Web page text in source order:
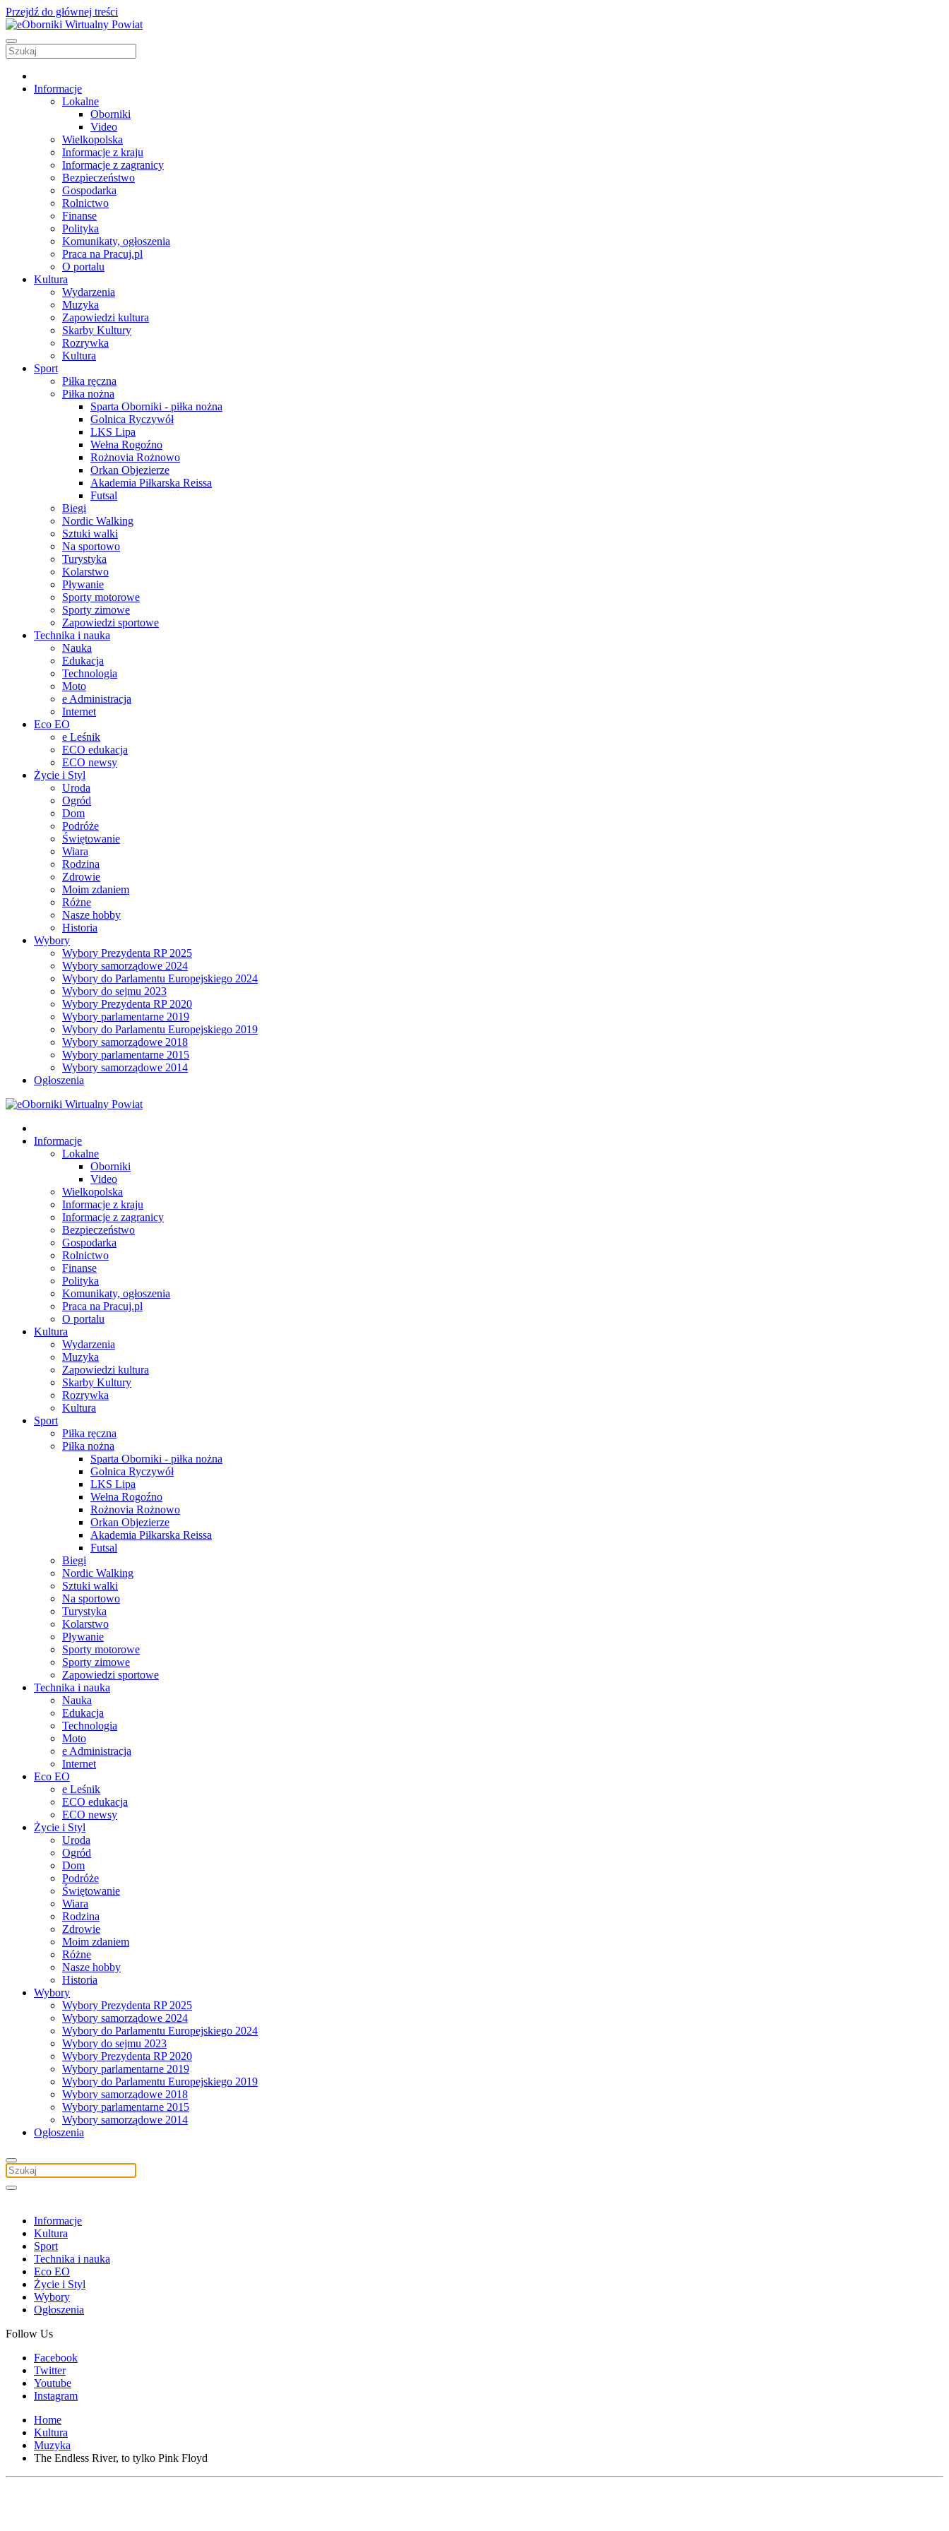
Przejdź do głównej treści
Informacje
Lokalne
Oborniki
Video
Wielkopolska
Informacje z kraju
Informacje z zagranicy
Bezpieczeństwo
Gospodarka
Rolnictwo
Finanse
Polityka
Komunikaty, ogłoszenia
Praca na Pracuj.pl
O portalu
Kultura
Wydarzenia
Muzyka
Zapowiedzi kultura
Skarby Kultury
Rozrywka
Kultura
Sport
Piłka ręczna
Piłka nożna
Sparta Oborniki - piłka nożna
Golnica Ryczywół
LKS Lipa
Wełna Rogoźno
Rożnovia Rożnowo
Orkan Objezierze
Akademia Piłkarska Reissa
Futsal
Biegi
Nordic Walking
Sztuki walki
Na sportowo
Turystyka
Kolarstwo
Pływanie
Sporty motorowe
Sporty zimowe
Zapowiedzi sportowe
Technika i nauka
Nauka
Edukacja
Technologia
Moto
e Administracja
Internet
Eco EO
e Leśnik
ECO edukacja
ECO newsy
Życie i Styl
Uroda
Ogród
Dom
Podróże
Świętowanie
Wiara
Rodzina
Zdrowie
Moim zdaniem
Różne
Nasze hobby
Historia
Wybory
Wybory Prezydenta RP 2025
Wybory samorządowe 2024
Wybory do Parlamentu Europejskiego 2024
Wybory do sejmu 2023
Wybory Prezydenta RP 2020
Wybory parlamentarne 2019
Wybory do Parlamentu Europejskiego 2019
Wybory samorządowe 2018
Wybory parlamentarne 2015
Wybory samorządowe 2014
Ogłoszenia
Informacje
Lokalne
Oborniki
Video
Wielkopolska
Informacje z kraju
Informacje z zagranicy
Bezpieczeństwo
Gospodarka
Rolnictwo
Finanse
Polityka
Komunikaty, ogłoszenia
Praca na Pracuj.pl
O portalu
Kultura
Wydarzenia
Muzyka
Zapowiedzi kultura
Skarby Kultury
Rozrywka
Kultura
Sport
Piłka ręczna
Piłka nożna
Sparta Oborniki - piłka nożna
Golnica Ryczywół
LKS Lipa
Wełna Rogoźno
Rożnovia Rożnowo
Orkan Objezierze
Akademia Piłkarska Reissa
Futsal
Biegi
Nordic Walking
Sztuki walki
Na sportowo
Turystyka
Kolarstwo
Pływanie
Sporty motorowe
Sporty zimowe
Zapowiedzi sportowe
Technika i nauka
Nauka
Edukacja
Technologia
Moto
e Administracja
Internet
Eco EO
e Leśnik
ECO edukacja
ECO newsy
Życie i Styl
Uroda
Ogród
Dom
Podróże
Świętowanie
Wiara
Rodzina
Zdrowie
Moim zdaniem
Różne
Nasze hobby
Historia
Wybory
Wybory Prezydenta RP 2025
Wybory samorządowe 2024
Wybory do Parlamentu Europejskiego 2024
Wybory do sejmu 2023
Wybory Prezydenta RP 2020
Wybory parlamentarne 2019
Wybory do Parlamentu Europejskiego 2019
Wybory samorządowe 2018
Wybory parlamentarne 2015
Wybory samorządowe 2014
Ogłoszenia
Informacje
Kultura
Sport
Technika i nauka
Eco EO
Życie i Styl
Wybory
Ogłoszenia
Follow Us
Facebook
Twitter
Youtube
Instagram
Home
Kultura
Muzyka
The Endless River, to tylko Pink Floyd